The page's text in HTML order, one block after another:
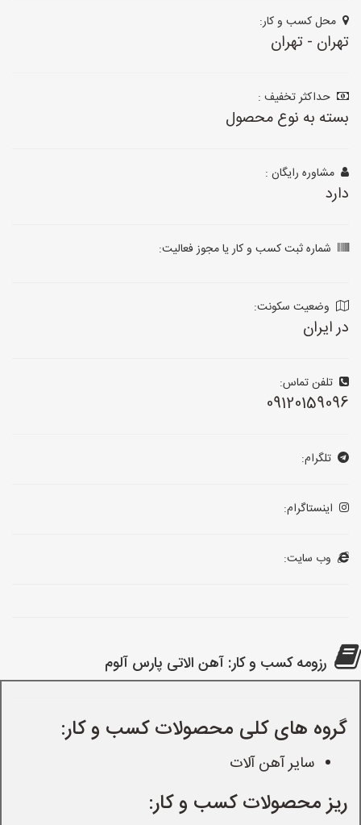
محل کسب و کار:
تهران - تهران
حداکثر تخفیف :
بسته به نوع محصول
مشاوره رایگان :
دارد
شماره ثبت کسب و کار یا مجوز فعالیت:
وضعیت سکونت:
در ایران
تلفن تماس:
09120159096
تلگرام:
اینستاگرام:
وب سایت:
رزومه کسب و کار: آهن الاتی پارس آلوم
گروه های کلی محصولات کسب و کار:
سایر آهن آلات
ریز محصولات کسب و کار: